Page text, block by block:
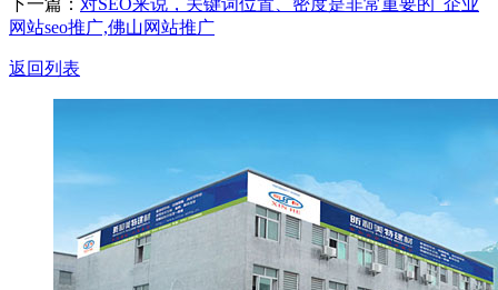
网站seo推广,佛山网站推广
返回列表